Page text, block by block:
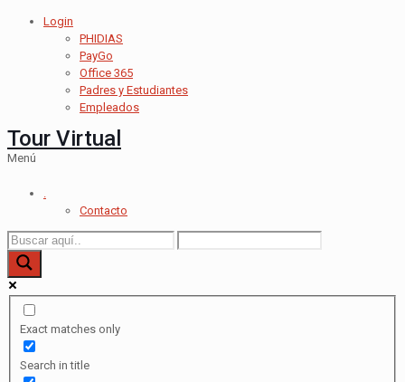
Login
PHIDIAS
PayGo
Office 365
Padres y Estudiantes
Empleados
Tour Virtual
Menú
.
Contacto
Exact matches only
Search in title